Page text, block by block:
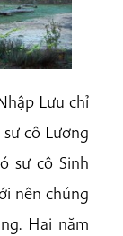
Lưu chỉ
cô Lương
sư cô Sinh
nên chúng
Hai năm